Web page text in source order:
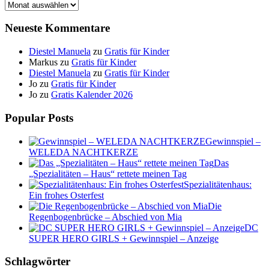
Archiv
Neueste Kommentare
Diestel Manuela zu Gratis für Kinder
Markus zu Gratis für Kinder
Diestel Manuela zu Gratis für Kinder
Jo zu Gratis für Kinder
Jo zu Gratis Kalender 2026
Popular Posts
Gewinnspiel –
WELEDA NACHTKERZE
Das
„Spezialitäten – Haus“ rettete meinen Tag
Spezialitätenhaus:
Ein frohes Osterfest
Die
Regenbogenbrücke – Abschied von Mia
DC
SUPER HERO GIRLS + Gewinnspiel – Anzeige
Schlagwörter